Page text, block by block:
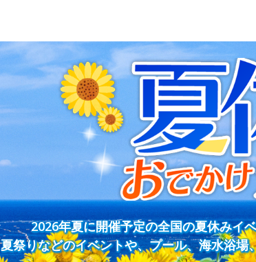
2026年夏に開催予定の全国の夏休みイ
夏祭りなどのイベントや、プール、海水浴